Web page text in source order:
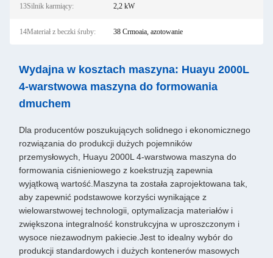
13Silnik karmiący: 2,2 kW
14Materiał z beczki śruby: 38 Crmoaia, azotowanie
Wydajna w kosztach maszyna: Huayu 2000L
4-warstwowa maszyna do formowania
dmuchem
Dla producentów poszukujących solidnego i ekonomicznego
rozwiązania do produkcji dużych pojemników
przemysłowych, Huayu 2000L 4-warstwowa maszyna do
formowania ciśnieniowego z koekstruzją zapewnia
wyjątkową wartość.Maszyna ta została zaprojektowana tak,
aby zapewnić podstawowe korzyści wynikające z
wielowarstwowej technologii, optymalizacja materiałów i
zwiększona integralność konstrukcyjna w uproszczonym i
wysoce niezawodnym pakiecie.Jest to idealny wybór do
produkcji standardowych i dużych kontenerów masowych